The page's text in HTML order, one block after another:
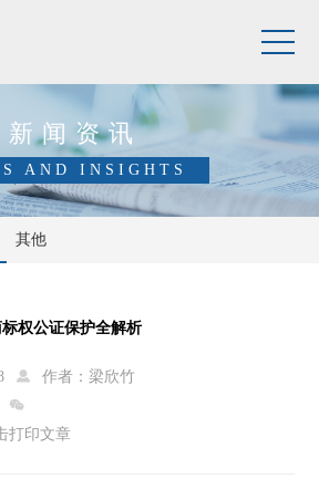
新闻资讯
AND INSIGHTS
其他
权公证保护全解析
 作者：梁欣竹

打印文章